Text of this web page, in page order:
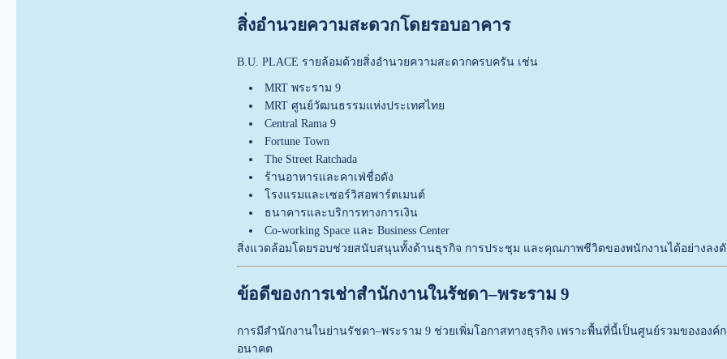
สิ่งอำนวยความสะดวกโดยรอบอาคาร
B.U. PLACE รายล้อมด้วยสิ่งอำนวยความสะดวกครบครัน เช่น
MRT พระราม 9
MRT ศูนย์วัฒนธรรมแห่งประเทศไทย
Central Rama 9
Fortune Town
The Street Ratchada
ร้านอาหารและคาเฟ่ชื่อดัง
โรงแรมและเซอร์วิสอพาร์ตเมนต์
ธนาคารและบริการทางการเงิน
Co-working Space และ Business Center
สิ่งแวดล้อมโดยรอบช่วยสนับสนุนทั้งด้านธุรกิจ การประชุม และคุณภาพชีวิตของพนักงานได้อย่างลงตั
ข้อดีของการเช่าสำนักงานในรัชดา–พระราม 9
การมีสำนักงานในย่านรัชดา–พระราม 9 ช่วยเพิ่มโอกาสทางธุรกิจ เพราะพื้นที่นี้เป็นศูนย์รวมขององ
อนาคต